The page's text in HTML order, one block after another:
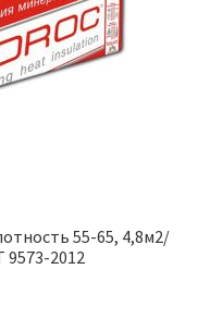
55-65, 4,8м2/
9573-2012